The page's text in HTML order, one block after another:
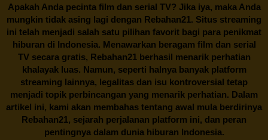
Apakah Anda pecinta film dan serial TV? Jika iya, maka Anda
mungkin tidak asing lagi dengan Rebahan21. Situs streaming
ini telah menjadi salah satu pilihan favorit bagi para penikmat
hiburan di Indonesia. Menawarkan beragam film dan serial
TV secara gratis, Rebahan21berhasil menarik perhatian
khalayak luas. Namun, seperti halnya banyak platform
streaming lainnya, legalitas dan isu kontroversial tetap
menjadi topik perbincangan yang menarik perhatian. Dalam
artikel ini, kami akan membahas tentang awal mula berdirinya
Rebahan21, sejarah perjalanan platform ini, dan peran
pentingnya dalam dunia hiburan Indonesia.